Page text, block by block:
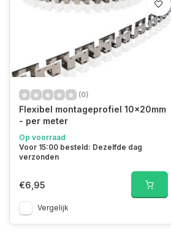
(0)
Flexibel montageprofiel 10x20mm
- per meter
Op voorraad
Voor 15:00 besteld: Dezelfde dag
verzonden
€6,95
Vergelijk